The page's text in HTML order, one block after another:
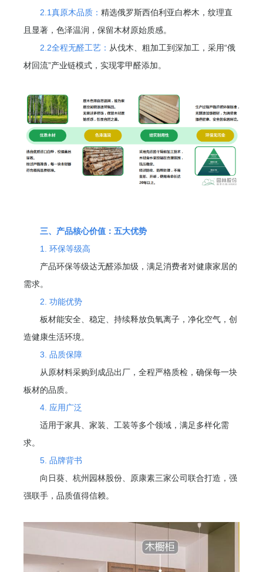
2.1真原木品质：精选俄罗斯西伯利亚白桦木，纹理直
且显著，色泽温润，保留木材原始质感。
2.2全程无醛工艺： 从伐木、粗加工到深加工，采用“俄
材回流”产业链模式，实现零甲醛添加。
三、产品核心价值：五大优势
1. 环保等级高
产品环保等级达无醛添加级，满足消费者对健康家居的
需求。
2. 功能优势
板材能安全、稳定、持续释放负氧离子，净化空气，创
造健康生活环境。
3. 品质保障
从原材料采购到成品出厂，全程严格质检，确保每一块
板材的品质。
4. 应用广泛
适用于家具、家装、工装等多个领域，满足多样化需
求。
5. 品牌背书
向日葵、杭州园林股份、原康素三家公司联合打造，强
强联手，品质值得信赖。